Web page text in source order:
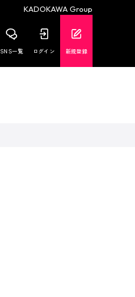
KADOKAWA Group
SNS一覧 ログイン 新規登録